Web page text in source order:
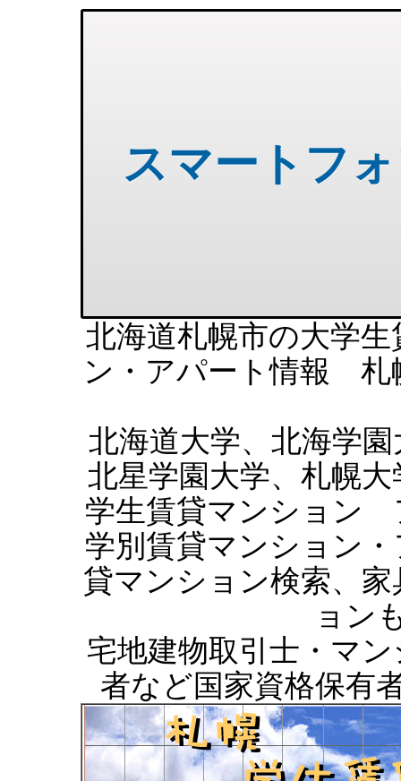
スマートフ
北海道札幌市の大学
ン・アパート情報 札
北海道大学、北海学
北星学園大学、札幌
学生賃貸マンション
学別賃貸マンション
貸マンション検索、
ョン
宅地建物取引士・マ
者など国家資格保有